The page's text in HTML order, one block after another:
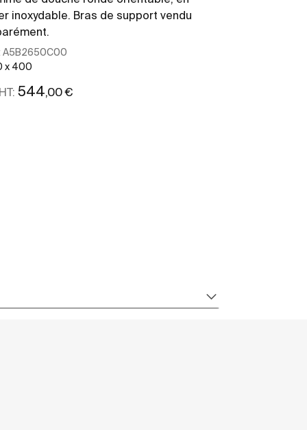
inoxydable. Bras de support vendu
A5B2650C00
x 400
544,00 €